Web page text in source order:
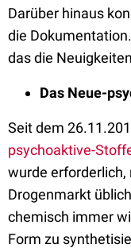
Darüber hinaus
die
das die
Das Neue-
Seit dem
psychoaktive-
wurde erforderlich,
Drogenmarkt
chemisch immer
Form zu